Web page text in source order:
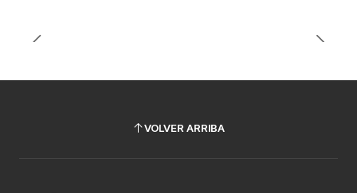
VOLVER ARRIBA